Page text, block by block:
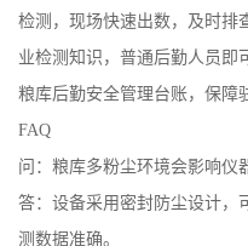
检测，现场快速出数，及时排
业检测知识，普通后勤人员即
粮库后勤安全管理台账，保障
FAQ
问：粮库多粉尘环境会影响仪
答：设备采用密封防尘设计，
测数据准确。